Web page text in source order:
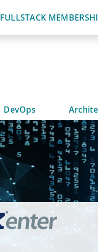
FULLSTACK
DevOps